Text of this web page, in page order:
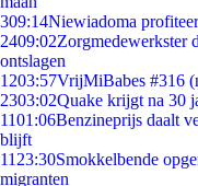
309:14Niewiadoma
2409:02Zorgmedewerkster
ontslagen
1203:57VrijMiBabes #316
2303:02Quake krijgt na 30
1101:06Benzineprijs daalt
blijft
11 23:30Smokkelbende
migranten